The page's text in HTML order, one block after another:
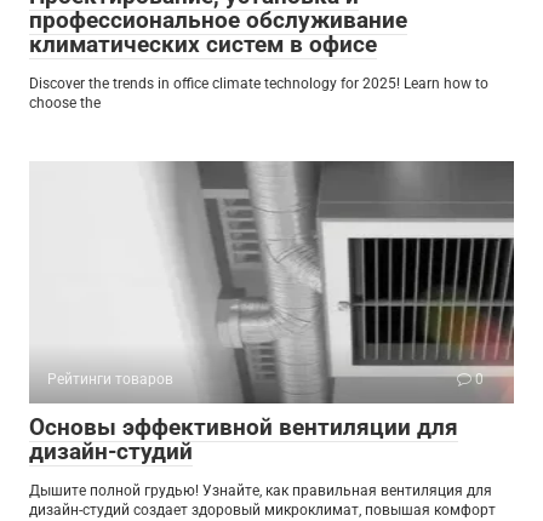
профессиональное обслуживание
климатических систем в офисе
Discover the trends in office climate technology for 2025! Learn how to
choose the
Рейтинги товаров 0
Основы эффективной вентиляции для
дизайн-студий
Дышите полной грудью! Узнайте, как правильная вентиляция для
дизайн-студий создает здоровый микроклимат, повышая комфорт